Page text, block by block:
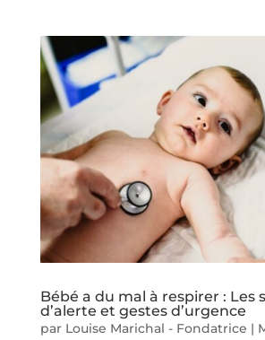
Bébé a du mal à respirer : Les
d’alerte et gestes d’urgence
par Louise Marichal - Fondatrice |